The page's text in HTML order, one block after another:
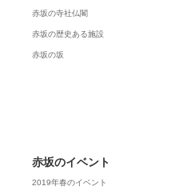
赤坂の寺社仏閣
赤坂の歴史ある施設
赤坂の坂
赤坂のイベント
2019年春のイベント